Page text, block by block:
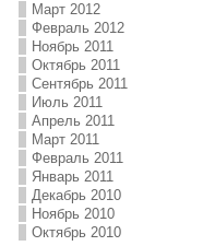
Март 2012
Февраль 2012
Ноябрь 2011
Октябрь 2011
Сентябрь 2011
Июль 2011
Апрель 2011
Март 2011
Февраль 2011
Январь 2011
Декабрь 2010
Ноябрь 2010
Октябрь 2010